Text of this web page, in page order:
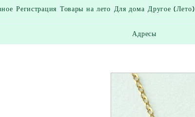
Регистрация Товары на лето Для дома Другое (Лето)
Адресы